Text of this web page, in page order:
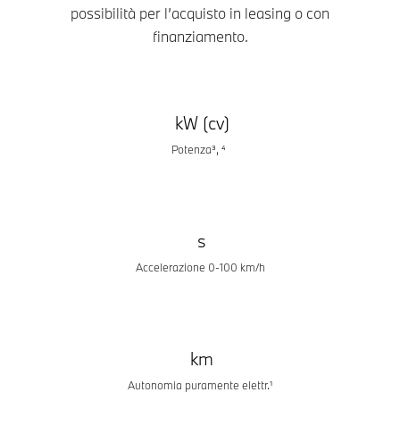
possibilità per l’acquisto in leasing o con
finanziamento.
kW (cv)
Potenza³, ⁴
s
Accelerazione 0-100 km/h
km
Autonomia puramente elettr.¹